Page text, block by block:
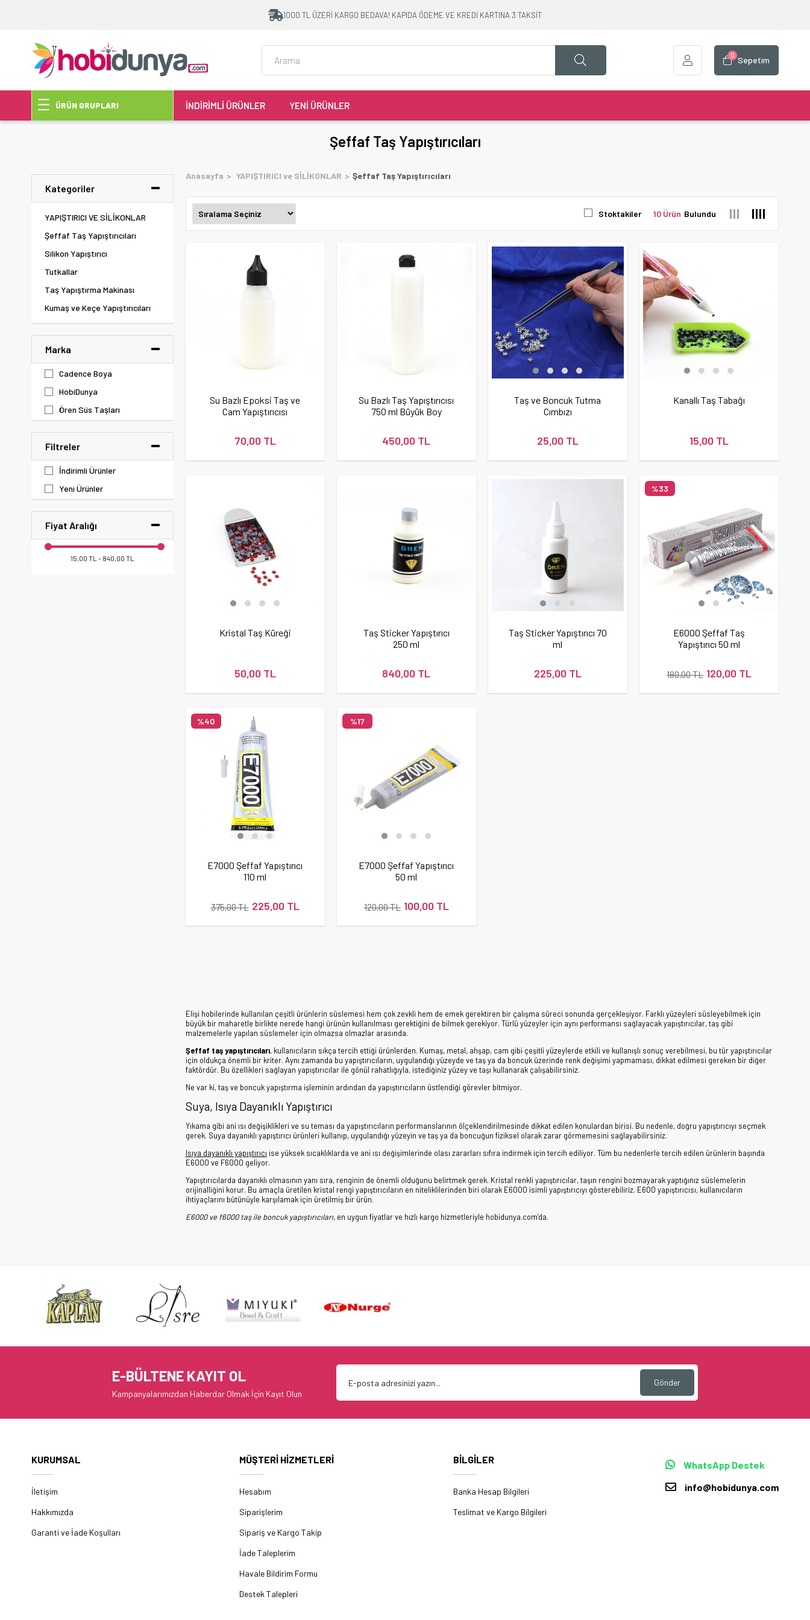
1000 TL ÜZERİ KARGO BEDAVA! KAPIDA ÖDEME VE KREDİ KARTINA 3 TAKSİT
Sepetim
0
ÜRÜN GRUPLARI İNDİRİMLİ ÜRÜNLER YENİ ÜRÜNLER
Şeffaf Taş Yapıştırıcıları
Kategoriler
YAPIŞTIRICI VE SİLİKONLAR
Şeffaf Taş Yapıştırıcıları
Silikon Yapıştırıcı
Tutkallar
Taş Yapıştırma Makinası
Kumaş ve Keçe Yapıştırıcıları
Marka
Cadence Boya
HobiDunya
Ören Süs Taşları
Filtreler
İndirimli Ürünler
Yeni Ürünler
Fiyat Aralığı
15,00 TL - 840,00 TL
Anasayfa YAPIŞTIRICI ve SİLİKONLAR Şeffaf Taş Yapıştırıcıları
Stoktakiler 10 Ürün
Su Bazlı Epoksi Taş ve
Cam Yapıştırıcısı
70,00 TL
Su Bazlı Taş Yapıştırıcısı
750 ml Büyük Boy
450,00 TL
Taş ve Boncuk Tutma
Cımbızı
25,00 TL
Kanallı Taş Tabağı
15,00 TL
Kristal Taş Küreği
50,00 TL
Taş Sticker Yapıştırıcı
250 ml
840,00 TL
Taş Sticker Yapıştırıcı 70
ml
225,00 TL
E6000 Şeffaf Taş
Yapıştırıcı 50 ml
120,00 TL
180,00 TL
%33
E7000 Şeffaf Yapıştırıcı
110 ml
225,00 TL
375,00 TL
%40
E7000 Şeffaf Yapıştırıcı
50 ml
100,00 TL
120,00 TL
%17
Elişi hobilerinde kullanılan çeşitli ürünlerin süslemesi hem çok zevkli hem de emek gerektiren bir çalışma süreci sonunda gerçekleşiyor. Farklı yüzeyleri süsleyebilmek için
büyük bir maharetle birlikte nerede hangi ürünün kullanılması gerektiğini de bilmek gerekiyor. Türlü yüzeyler için aynı performansı sağlayacak yapıştırıcılar, taş gibi
malzemelerle yapılan süslemeler için olmazsa olmazlar arasında.
Şeffaf taş yapıştırıcıları, kullanıcıların sıkça tercih ettiği ürünlerden. Kumaş, metal, ahşap, cam gibi çeşitli yüzeylerde etkili ve kullanışlı sonuç verebilmesi, bu tür yapıştırıcılar
için oldukça önemli bir kriter. Aynı zamanda bu yapıştırıcıların, uygulandığı yüzeyde ve taş ya da boncuk üzerinde renk değişimi yapmaması, dikkat edilmesi gereken bir diğer
faktördür. Bu özellikleri sağlayan yapıştırıcılar ile gönül rahatlığıyla, istediğiniz yüzey ve taşı kullanarak çalışabilirsiniz.
Ne var ki, taş ve boncuk yapıştırma işleminin ardından da yapıştırıcıların üstlendiği görevler bitmiyor.
Suya, Isıya Dayanıklı Yapıştırıcı
Yıkama gibi ani ısı değişiklikleri ve su teması da yapıştırıcıların performanslarının ölçeklendirilmesinde dikkat edilen konulardan birisi. Bu nedenle, doğru yapıştırıcıyı seçmek
gerek. Suya dayanıklı yapıştırıcı ürünleri kullanıp, uygulandığı yüzeyin ve taş ya da boncuğun fiziksel olarak zarar görmemesini sağlayabilirsiniz.
Isıya dayanıklı yapıştırıcı ise yüksek sıcaklıklarda ve ani ısı değişimlerinde olası zararları sıfıra indirmek için tercih ediliyor. Tüm bu nedenlerle tercih edilen ürünlerin başında
E6000 ve F6000 geliyor.
Yapıştırıcılarda dayanıklı olmasının yanı sıra, renginin de önemli olduğunu belirtmek gerek. Kristal renkli yapıştırıcılar, taşın rengini bozmayarak yaptığınız süslemelerin
orijinalliğini korur. Bu amaçla üretilen kristal rengi yapıştırıcıların en niteliklilerinden biri olarak E6000 isimli yapıştırıcıyı gösterebiliriz. E600 yapıştırıcısı, kullanıcıların
ihtiyaçlarını bütünüyle karşılamak için üretilmiş bir ürün.
E6000 ve f6000 taş ile boncuk yapıştırıcıları, en uygun fiyatlar ve hızlı kargo hizmetleriyle hobidunya.com’da.
E-BÜLTENE KAYIT OL
Kampanyalarımızdan Haberdar Olmak İçin Kayıt Olun
Gönder
KURUMSAL
İletişim
Hakkımızda
Garanti ve İade Koşulları
MÜŞTERİ HİZMETLERİ
Hesabım
Siparişlerim
Sipariş ve Kargo Takip
İade Taleplerim
Havale Bildirim Formu
Destek Talepleri
BİLGİLER
Banka Hesap Bilgileri
Teslimat ve Kargo Bilgileri
WhatsApp Destek
info@hobidunya.com